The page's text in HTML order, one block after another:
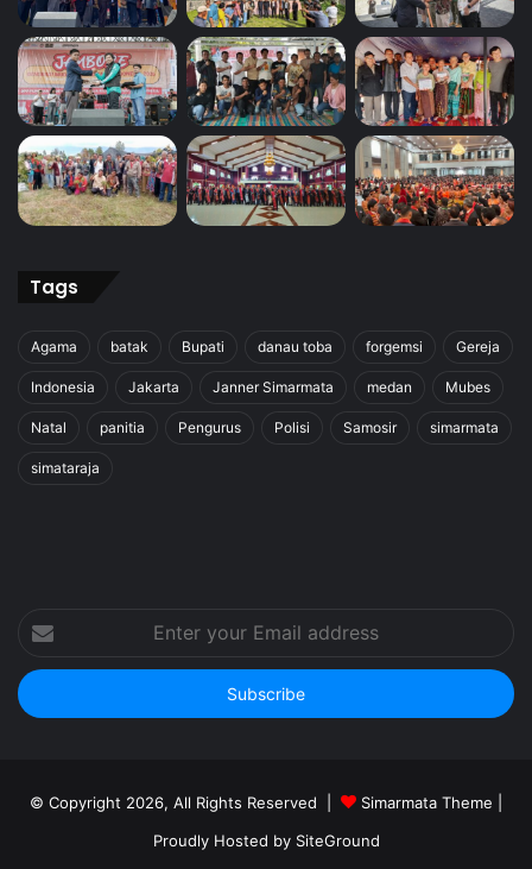
Tags
Agama batak Bupati danau toba forgemsi Gereja
Indonesia Jakarta Janner Simarmata medan Mubes
Natal panitia Pengurus Polisi Samosir simarmata
simataraja
your
Email
address
© Copyright 2026, All Rights Reserved | Simarmata Theme
Proudly Hosted by SiteGround